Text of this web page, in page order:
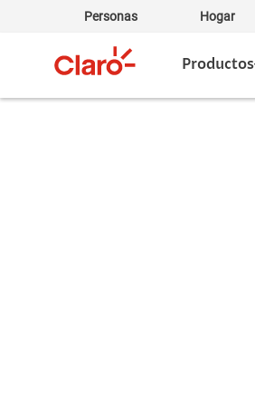
Personas Hogar
Productos